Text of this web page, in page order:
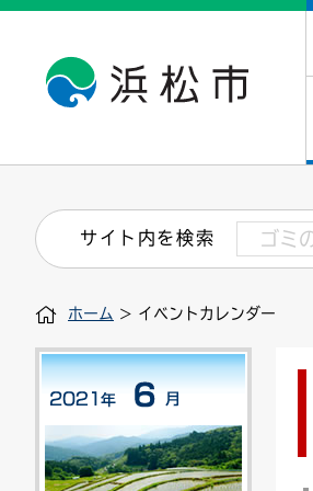
戸籍・住民の手続き
住まい・建築
税金
道路・交通・河川
印鑑登録証明書
道路台帳
子育て・青少年・若者
看護専門学校
小学校一覧
健康・医療
介護保険
文化・芸術
浜松・浜名湖だいすきネット
産業振興
発注情報(入札・契約)
募集
市の概要
外郭団体
職員採用
行政区
附属機関
サイト内を検索
ホーム > イベントカレンダー